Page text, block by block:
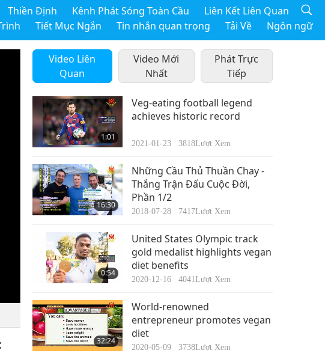
Thiền Định Kênh Phát Sóng Toàn Cầu
Liên Kết Liên Quan
Tiết Mục Ngắn Tin nhắn quan trọng Tải Về Ngôn ngữ
Video Liên
Quan
Video Mới
Nhất
Phát Trực
Tiếp
1:01
Veg-eating football legend
achieves historic record
2021-01-23 3818Lượt Xem
16:30
Những Cầu Thủ Thuần Chay -
Thắng Trận Đấu Cuộc Đời,
Phần 1/2
2018-07-28 7417Lượt Xem
0:54
United States Olympic track
gold medalist highlights vegan
diet benefits
2020-12-16 4041Lượt Xem
32:24
World-renowned
entrepreneur promotes vegan
diet
2020-05-09 3738Lượt Xem